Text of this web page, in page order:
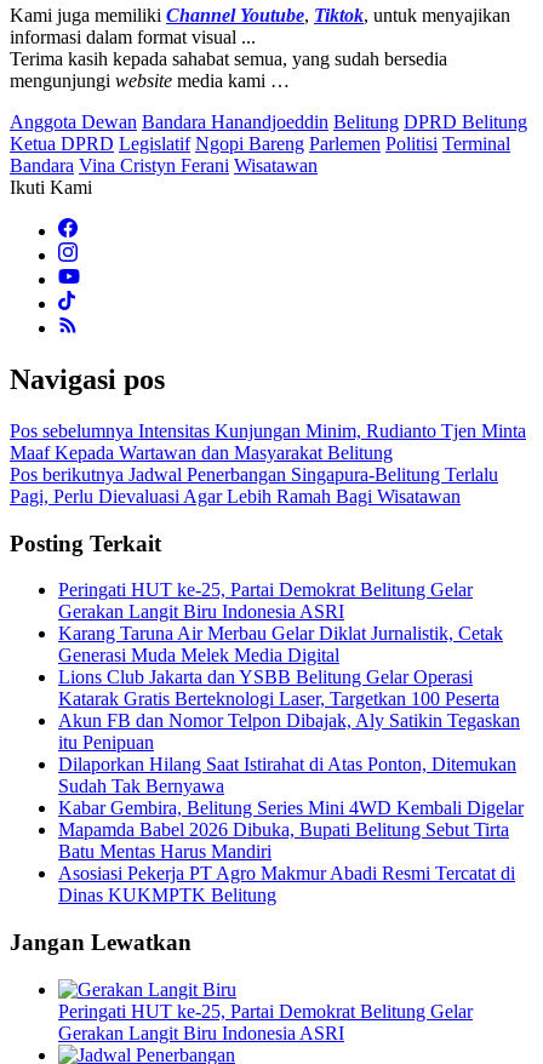
Kami juga memiliki Channel Youtube, Tiktok, untuk menyajikan
informasi dalam format visual ...
Terima kasih kepada sahabat semua, yang sudah bersedia
mengunjungi website media kami …
Anggota Dewan Bandara Hanandjoeddin Belitung DPRD Belitung
Ketua DPRD Legislatif Ngopi Bareng Parlemen Politisi Terminal
Bandara Vina Cristyn Ferani Wisatawan
Ikuti Kami
Navigasi pos
Pos sebelumnya Intensitas Kunjungan Minim, Rudianto Tjen Minta
Maaf Kepada Wartawan dan Masyarakat Belitung
Pos berikutnya Jadwal Penerbangan Singapura-Belitung Terlalu
Pagi, Perlu Dievaluasi Agar Lebih Ramah Bagi Wisatawan
Posting Terkait
Peringati HUT ke-25, Partai Demokrat Belitung Gelar
Gerakan Langit Biru Indonesia ASRI
Karang Taruna Air Merbau Gelar Diklat Jurnalistik, Cetak
Generasi Muda Melek Media Digital
Lions Club Jakarta dan YSBB Belitung Gelar Operasi
Katarak Gratis Berteknologi Laser, Targetkan 100 Peserta
Akun FB dan Nomor Telpon Dibajak, Aly Satikin Tegaskan
itu Penipuan
Dilaporkan Hilang Saat Istirahat di Atas Ponton, Ditemukan
Sudah Tak Bernyawa
Kabar Gembira, Belitung Series Mini 4WD Kembali Digelar
Mapamda Babel 2026 Dibuka, Bupati Belitung Sebut Tirta
Batu Mentas Harus Mandiri
Asosiasi Pekerja PT Agro Makmur Abadi Resmi Tercatat di
Dinas KUKMPTK Belitung
Jangan Lewatkan
Peringati HUT ke-25, Partai Demokrat Belitung Gelar
Gerakan Langit Biru Indonesia ASRI